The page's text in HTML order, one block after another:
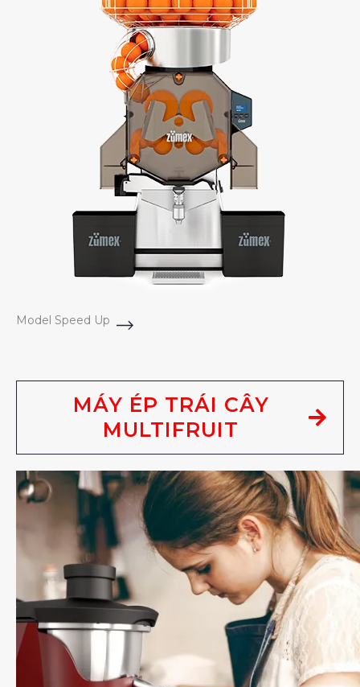
Model Speed Up
MÁY ÉP TRÁI CÂY
MULTIFRUIT